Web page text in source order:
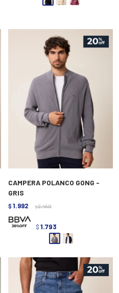
CAMPERA POLANCO GONG -
GRIS
$ 1.992 $ 2.490
$ 1.793